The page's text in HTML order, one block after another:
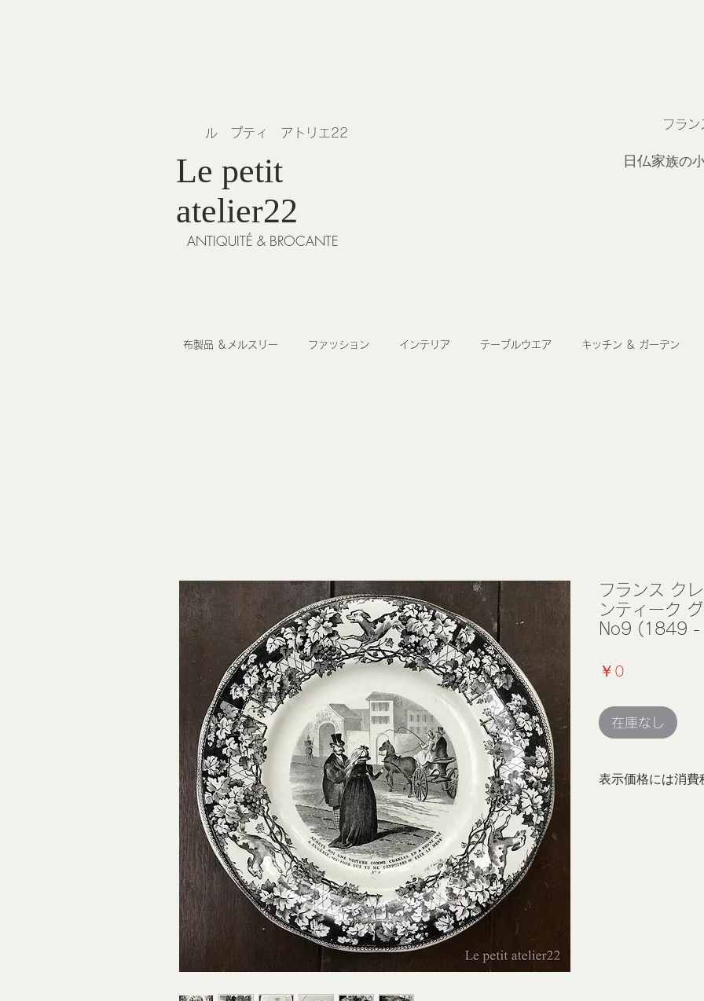
​ル プティ アトリエ22
Le petit
atelier22
ANTIQUITÉ & BROCANTE
フラン
日仏家族の
フランス ク
ンティーク
No9 (1849 -
￥0
在庫なし
表示価格には消
布製品 ＆メルスリー ファッション インテリア テーブルウエア キッチン ＆ ガーデン